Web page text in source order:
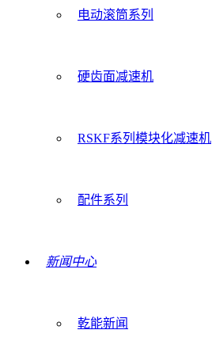
电动滚筒系列
硬齿面减速机
RSKF系列模块化减速机
配件系列
新闻中心
乾能新闻